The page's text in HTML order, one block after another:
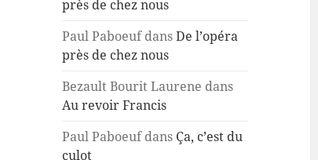
près de chez nous
Paul PaboeufdansDe l’opéra
près de chez nous
Bezault Bourit Laurene dans
Au revoir Francis
Paul Paboeufdans Ça, c’est du
culot